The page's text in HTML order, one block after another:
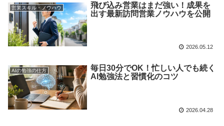
営業スキル・ノウハウ
飛び込み営業はまだ強い！成果を
出す最新訪問営業ノウハウを公開
2026.05.12
AIの勉強の仕方
毎日30分でOK！忙しい人でも続く
AI勉強法と習慣化のコツ
2026.04.28